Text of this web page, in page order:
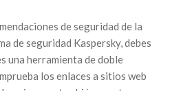
de seguridad de la
de seguridad Kaspersky, debes
una herramienta de doble
los enlaces a sitios web